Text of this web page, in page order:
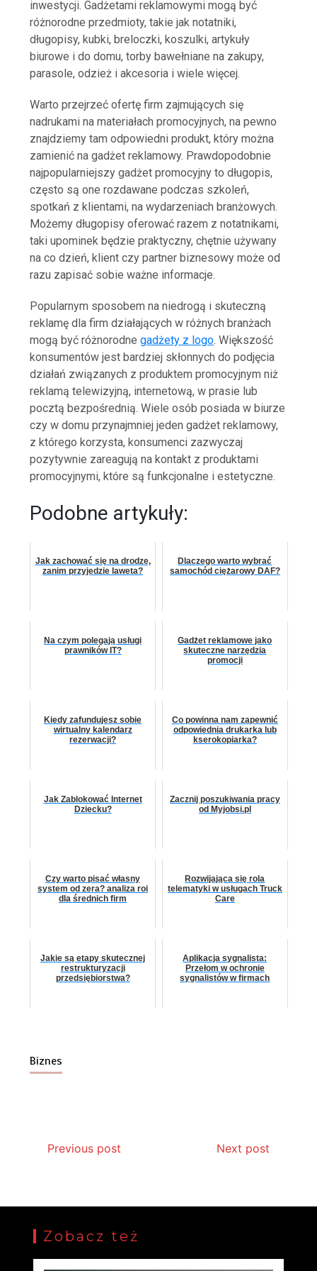
inwestycji. Gadżetami reklamowymi mogą być
różnorodne przedmioty, takie jak notatniki,
długopisy, kubki, breloczki, koszulki, artykuły
biurowe i do domu, torby bawełniane na zakupy,
parasole, odzież i akcesoria i wiele więcej.
Warto przejrzeć ofertę firm zajmujących się
nadrukami na materiałach promocyjnych, na pewno
znajdziemy tam odpowiedni produkt, który można
zamienić na gadżet reklamowy. Prawdopodobnie
najpopularniejszy gadżet promocyjny to długopis,
często są one rozdawane podczas szkoleń,
spotkań z klientami, na wydarzeniach branżowych.
Możemy długopisy oferować razem z notatnikami,
taki upominek będzie praktyczny, chętnie używany
na co dzień, klient czy partner biznesowy może od
razu zapisać sobie ważne informacje.
Popularnym sposobem na niedrogą i skuteczną
reklamę dla firm działających w różnych branżach
mogą być różnorodnegadżety z logo. Większość
konsumentów jest bardziej skłonnych do podjęcia
działań związanych z produktem promocyjnym niż
reklamą telewizyjną, internetową, w prasie lub
pocztą bezpośrednią. Wiele osób posiada w biurze
czy w domu przynajmniej jeden gadżet reklamowy,
z którego korzysta, konsumenci zazwyczaj
pozytywnie zareagują na kontakt z produktami
promocyjnymi, które są funkcjonalne i estetyczne.
Podobne artykuły:
Jak zachować się na drodze,
zanim przyjedzie laweta?
Dlaczego warto wybrać
samochód ciężarowy DAF?
Na czym polegają usługi
prawników IT?
Gadżet reklamowe jako
skuteczne narzędzia
promocji
Kiedy zafundujesz sobie
wirtualny kalendarz
rezerwacji?
Co powinna nam zapewnić
odpowiednia drukarka lub
kserokopiarka?
Jak Zablokować Internet
Dziecku?
Zacznij poszukiwania pracy
od Myjobsi.pl
Czy warto pisać własny
system od zera? analiza roi
dla średnich firm
Rozwijająca się rola
telematyki w usługach Truck
Care
Jakie są etapy skutecznej
restrukturyzacji
przedsiębiorstwa?
Aplikacja sygnalista:
Przełom w ochronie
sygnalistów w firmach
Biznes
Previous post Next post
Zobacz też